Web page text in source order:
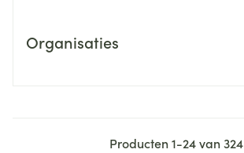
Organisaties
Producten1-24van324